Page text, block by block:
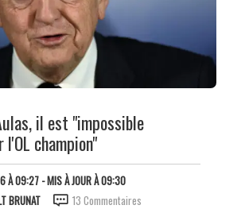
il est "impossible
l'OL champion"
À 09:27- MIS À JOUR À 09:30
BRUNAT 13 Commentaires